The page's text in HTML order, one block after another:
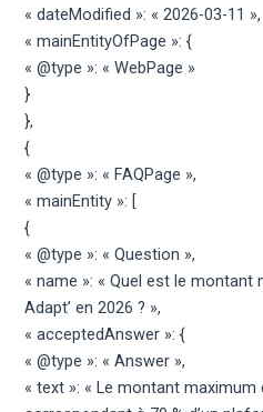
« dateModified »: « 2026-03-11 »,
« mainEntityOfPage »: {
« @type »: « WebPage »
}
},
{
« @type »: « FAQPage »,
« mainEntity »: [
{
« @type »: « Question »,
« name »: « Quel est le montant
Adapt’ en 2026 ? »,
« acceptedAnswer »: {
« @type »: « Answer »,
« text »: « Le montant maximum